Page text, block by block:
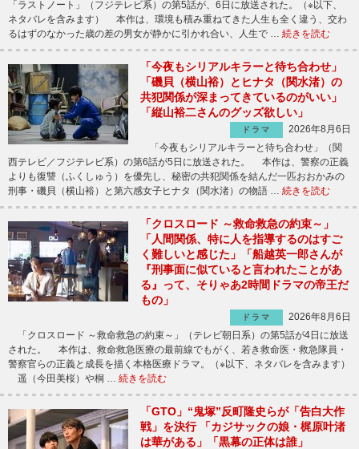
「ラストノート」（フジテレビ系）の第5話が、6日に放送された。（※以下、
ネタバレを含みます） 本作は、環境も積み重ねてきた人生も全く違う、交わ
るはずのなかった歳の差の男女が静かに引かれ合い、人生で … 続きを読む
「今夜もシリアルキラーと待ち合わせ」
「磯貝（横山裕）とヒナタ（関水渚）の
共犯関係が深まってきているのがいい」
「縦山裕二さんのグッズ欲しい」
ドラマ
2026年8月6日
「今夜もシリアルキラーと待ち合わせ」（関
西テレビ／フジテレビ系）の第6話が5日に放送された。 本作は、警察の正義
よりも復讐（ふくしゅう）を優先し、秘密の共犯関係を結んだ一匹おおかみの
刑事・磯貝（横山裕）と第六感女子ヒナタ（関水渚）の物語 … 続きを読む
「クロスロード ～救命救急の約束～」
「人間関係、特に人を指導するのはすご
く難しいと感じた」「船越英一郎さんが
『刑事面に似ていると言われたことがあ
る』って、そりゃあ2時間ドラマの帝王だ
もの」
ドラマ
2026年8月6日
「クロスロード ～救命救急の約束～」（テレビ朝日系）の第5話が4日に放送
された。 本作は、救命救急医療の最前線でもがく、若き救命医・救急隊員・
警察官らの正義と成長を描く本格医療ドラマ。（※以下、ネタバレを含みます）
遥（今田美桜）や桐 … 続きを読む
「GTO」“鬼塚”反町隆史らが「告白大作
戦」を決行 「カジサックの娘・梶原叶渚
は華がある」「黒幕の正体は誰」